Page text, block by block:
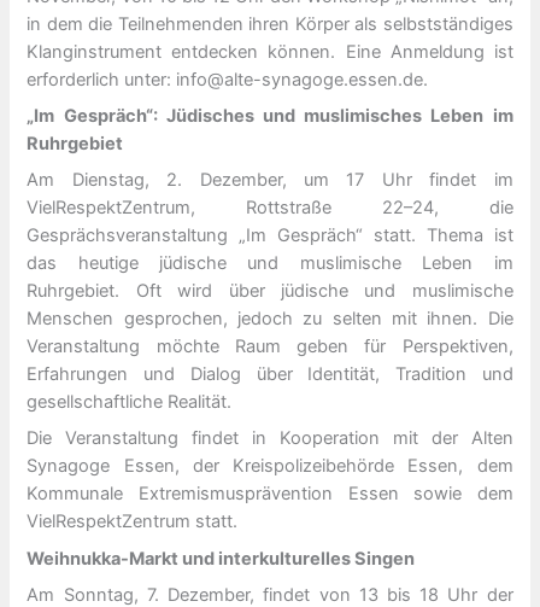
in dem die Teilnehmenden ihren Körper als selbstständiges
Klanginstrument entdecken können. Eine Anmeldung ist
erforderlich unter: info@alte-synagoge.essen.de.
„Im Gespräch“: Jüdisches und muslimisches Leben im
Ruhrgebiet
Am Dienstag, 2. Dezember, um 17 Uhr findet im
VielRespektZentrum, Rottstraße 22–24, die
Gesprächsveranstaltung „Im Gespräch“ statt. Thema ist
das heutige jüdische und muslimische Leben im
Ruhrgebiet. Oft wird über jüdische und muslimische
Menschen gesprochen, jedoch zu selten mit ihnen. Die
Veranstaltung möchte Raum geben für Perspektiven,
Erfahrungen und Dialog über Identität, Tradition und
gesellschaftliche Realität.
Die Veranstaltung findet in Kooperation mit der Alten
Synagoge Essen, der Kreispolizeibehörde Essen, dem
Kommunale Extremismusprävention Essen sowie dem
VielRespektZentrum statt.
Weihnukka-Markt und interkulturelles Singen
Am Sonntag, 7. Dezember, findet von 13 bis 18 Uhr der